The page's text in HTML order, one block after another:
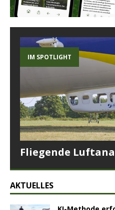
IM SPOTLIGHT
Fliegende
AKTUELLES